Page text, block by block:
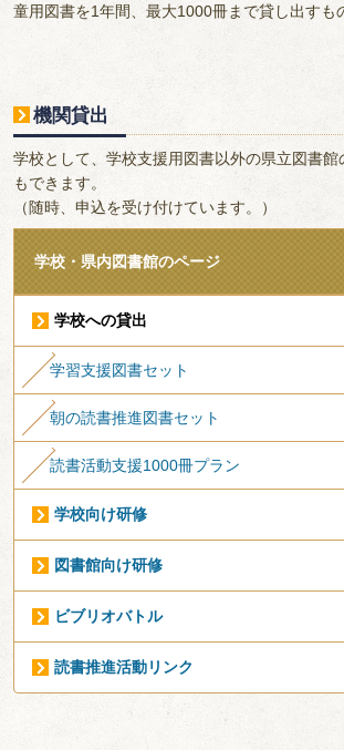
童用図書を1年間、最大1000冊まで貸し出すも
機関貸出
学校として、学校支援用図書以外の県立図書館
もできます。
（随時、申込を受け付けています。）
学校・県内図書館のページ
学校への貸出
学習支援図書セット
朝の読書推進図書セット
読書活動支援1000冊プラン
学校向け研修
図書館向け研修
ビブリオバトル
読書推進活動リンク